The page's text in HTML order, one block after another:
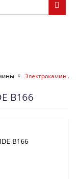
Электрокамин
B166